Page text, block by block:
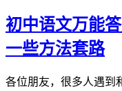
初中语文万能
一些方法套路
各位朋友，很多人遇到